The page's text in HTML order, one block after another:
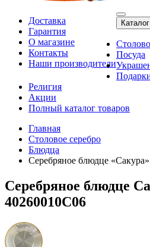
Доставка
Гарантия
О магазине
Контакты
Наши производители
Каталог
Посуда
Религия
Акции
Полный каталог товаров
Главная
Столовое серебро
Блюдца
Серебряное блюдце «Сакура»
Серебряное блюдце
40260010С06